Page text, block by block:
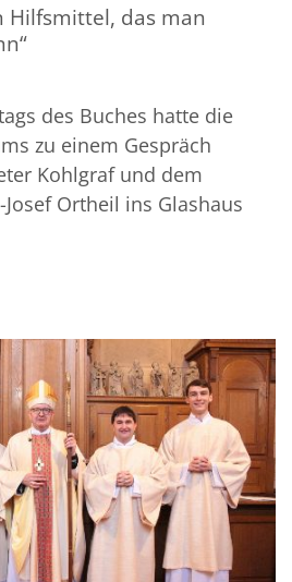
Hilfsmittel, das man
des Buches hatte die
zu einem Gespräch
Kohlgraf und dem
Ortheil ins Glashaus